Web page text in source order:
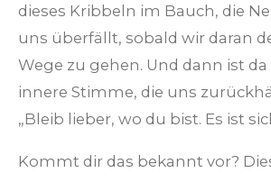
dieses Kribbeln im Bauch, die
uns überfällt, sobald wir daran
Wege zu gehen. Und dann ist da
innere Stimme, die uns
„Bleib lieber, wo du bist. Es ist
Kommt dir das bekannt vor?